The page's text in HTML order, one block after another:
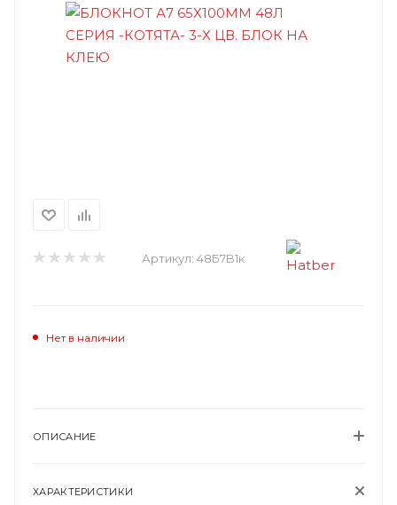
Артикул: 48Б7B1к
Нет в наличии
ОПИСАНИЕ
ХАРАКТЕРИСТИКИ